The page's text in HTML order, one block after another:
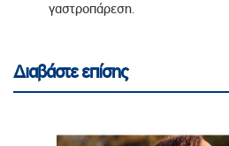
γαστροπάρεση.
Διαβάστε επίσης